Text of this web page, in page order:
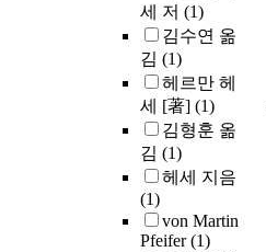
세 저 (1)
김수연 옮
김 (1)
헤르만 헤
세 [著] (1)
김형훈 옮
김 (1)
헤세 지음
(1)
von Martin
Pfeifer(1)